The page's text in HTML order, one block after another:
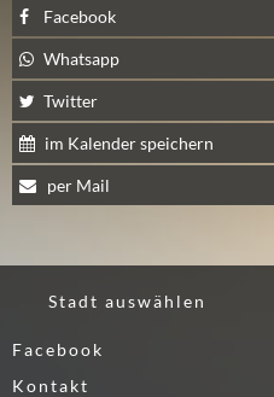
E
R
S
A
M
S
)
Facebook
Whatsapp
Twitter
im Kalender speichern
per Mail
Stadt auswählen
Facebook
Kontakt